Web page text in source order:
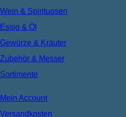
Wein & Spirituosen
Essig & Öl
Gewürze & Kräuter
Zubehör & Messer
Sortimente
Mein Account
Versandkosten